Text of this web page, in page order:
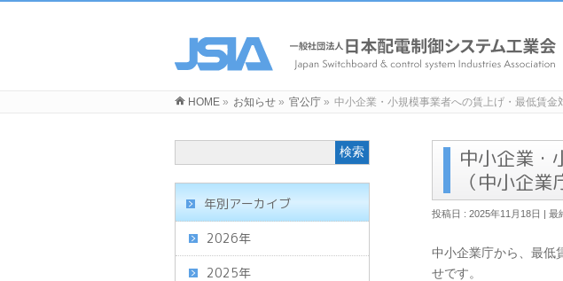
HOME » お知らせ » 官公庁 » 中小企業・小規模事業者への賃上げ・最低賃金
中小企業・
（中小企業
投稿日 : 2025年11月18日 最
中小企業庁から、最低
せです。
年別アーカイブ
2026年
2025年